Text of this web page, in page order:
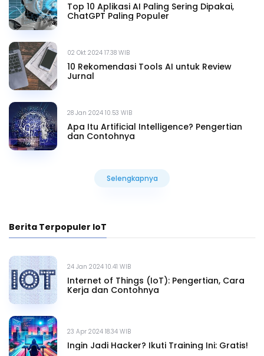
Top 10 Aplikasi AI Paling Sering Dipakai,
ChatGPT Paling Populer
02 Okt 2024 17.38 WIB
10 Rekomendasi Tools AI untuk Review
Jurnal
28 Jan 2024 10.53 WIB
Apa Itu Artificial Intelligence? Pengertian
dan Contohnya
Selengkapnya
Berita Terpopuler IoT
24 Jan 2024 10.41 WIB
Internet of Things (IoT): Pengertian, Cara
Kerja dan Contohnya
23 Apr 2024 18.34 WIB
Ingin Jadi Hacker? Ikuti Training Ini: Gratis!